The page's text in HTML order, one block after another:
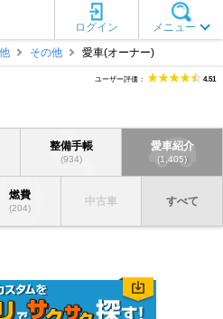
メニュー
ログイン
その他 愛車(オーナー)
ユーザー評価： 4.51
整備手帳
(934)
愛車紹介
(1,405)
燃費
(204)
中古車 すべて